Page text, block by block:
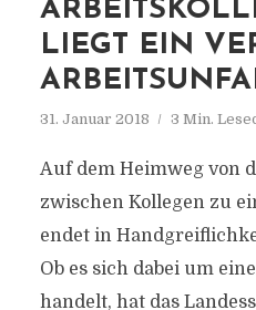
LIEGT EIN
31. Januar 2018 3 Min.
Auf dem Heimweg von
zwischen Kollegen zu
endet in
Ob es sich dabei um
handelt, hat das